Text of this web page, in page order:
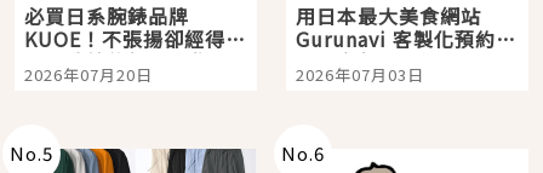
必買日系腕錶品牌
KUOE！不張揚卻經得起
時間洗鍊的經典之作五
選
2026年07月20日
用日本最大美食網站
Gurunavi 客製化預約九
大都市餐廳，打造專屬
美食體驗！
2026年07月03日
No.5 No.6